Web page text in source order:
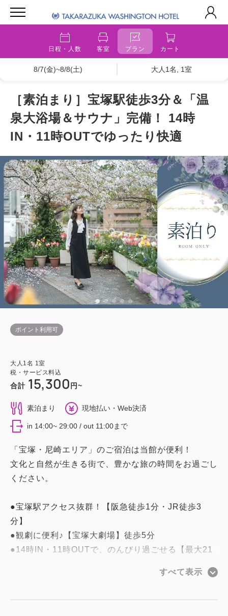
日程・人数 客室 プラン カート
8/7(金)~8/8(土) 大人1名, 1室
［素泊まり］宝塚駅徒歩3分＆「温
泉大浴場＆サウナ」完備！ 14時
IN・11時OUTでゆったり快適
ポイント利用可
大人 1 名 1 室
税・サービス料込
合計 15,300 円~
素泊まり 現地払い・Web決済
in 14:00~ 29:00 / out 11:00まで
「宝塚・尼崎エリア」のご宿泊は当館が便利！
文化と自然が生きる街で、豊かな旅の時間をお過ごし
ください。
●宝塚駅アクセス抜群！【阪急徒歩1分・JR徒歩3
分】
●観劇に便利♪【宝塚大劇場】徒歩5分
●14時IN・11時OUTで、のんびり過ごせる【最大21
●武庫川に面した静かな立地でゆっくりと休息を
すべて表示